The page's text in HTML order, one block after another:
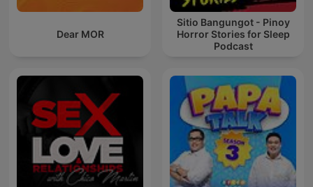
Dear MOR
Sitio Bangungot - Pinoy
Horror Stories for Sleep
Podcast